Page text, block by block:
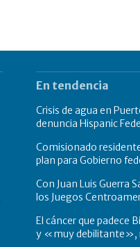
En tendencia
Crisis de agua en
denuncia Hispanic
Comisionado
plan para Gobierno
Con Juan Luis Guerra
los Juegos
El cáncer que padece
y «muy debilitante»,